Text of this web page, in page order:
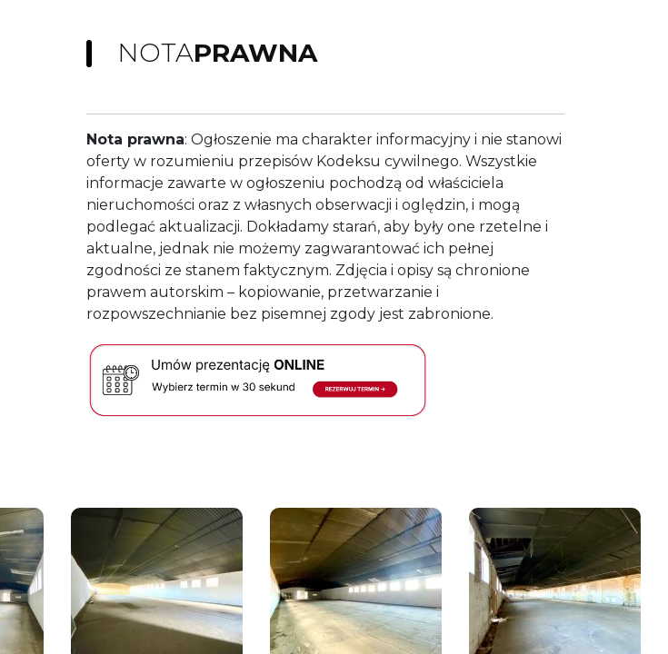
NOTAPRAWNA
Nota prawna: Ogłoszenie ma charakter informacyjny i nie stanowi
oferty w rozumieniu przepisów Kodeksu cywilnego. Wszystkie
informacje zawarte w ogłoszeniu pochodzą od właściciela
nieruchomości oraz z własnych obserwacji i oględzin, i mogą
podlegać aktualizacji. Dokładamy starań, aby były one rzetelne i
aktualne, jednak nie możemy zagwarantować ich pełnej
zgodności ze stanem faktycznym. Zdjęcia i opisy są chronione
prawem autorskim – kopiowanie, przetwarzanie i
rozpowszechnianie bez pisemnej zgody jest zabronione.